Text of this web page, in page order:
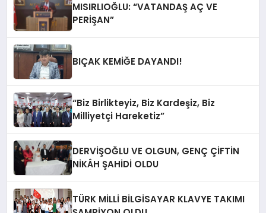
MISIRLIOĞLU: “VATANDAŞ AÇ VE
PERİŞAN”
BIÇAK KEMİĞE DAYANDI!
“Biz Birlikteyiz, Biz Kardeşiz, Biz
Milliyetçi Hareketiz”
DERVİŞOĞLU VE OLGUN, GENÇ ÇİFTİN
NİKÂH ŞAHİDİ OLDU
TÜRK MİLLİ BİLGİSAYAR KLAVYE TAKIMI